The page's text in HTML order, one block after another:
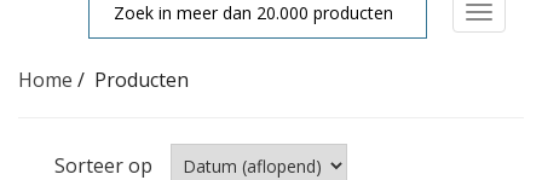
Toggle
Home / Producten
Sorteer op